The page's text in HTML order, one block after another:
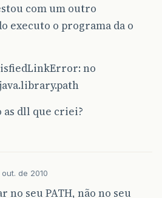
com um outro
executo o programa da o
no
as dll que criei?
de 2010
no seu PATH, não no seu